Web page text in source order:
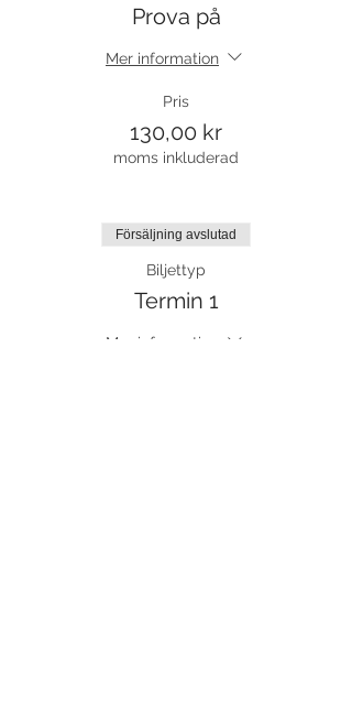
Prova på
Mer information
Pris
130,00 kr
moms inkluderad
Försäljning avslutad
Biljettyp
Termin 1
Mer information